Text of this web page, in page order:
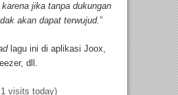
jika tanpa dukungan
akan dapat terwujud.”
lagu ini di aplikasi Joox,
dll.
visits today)